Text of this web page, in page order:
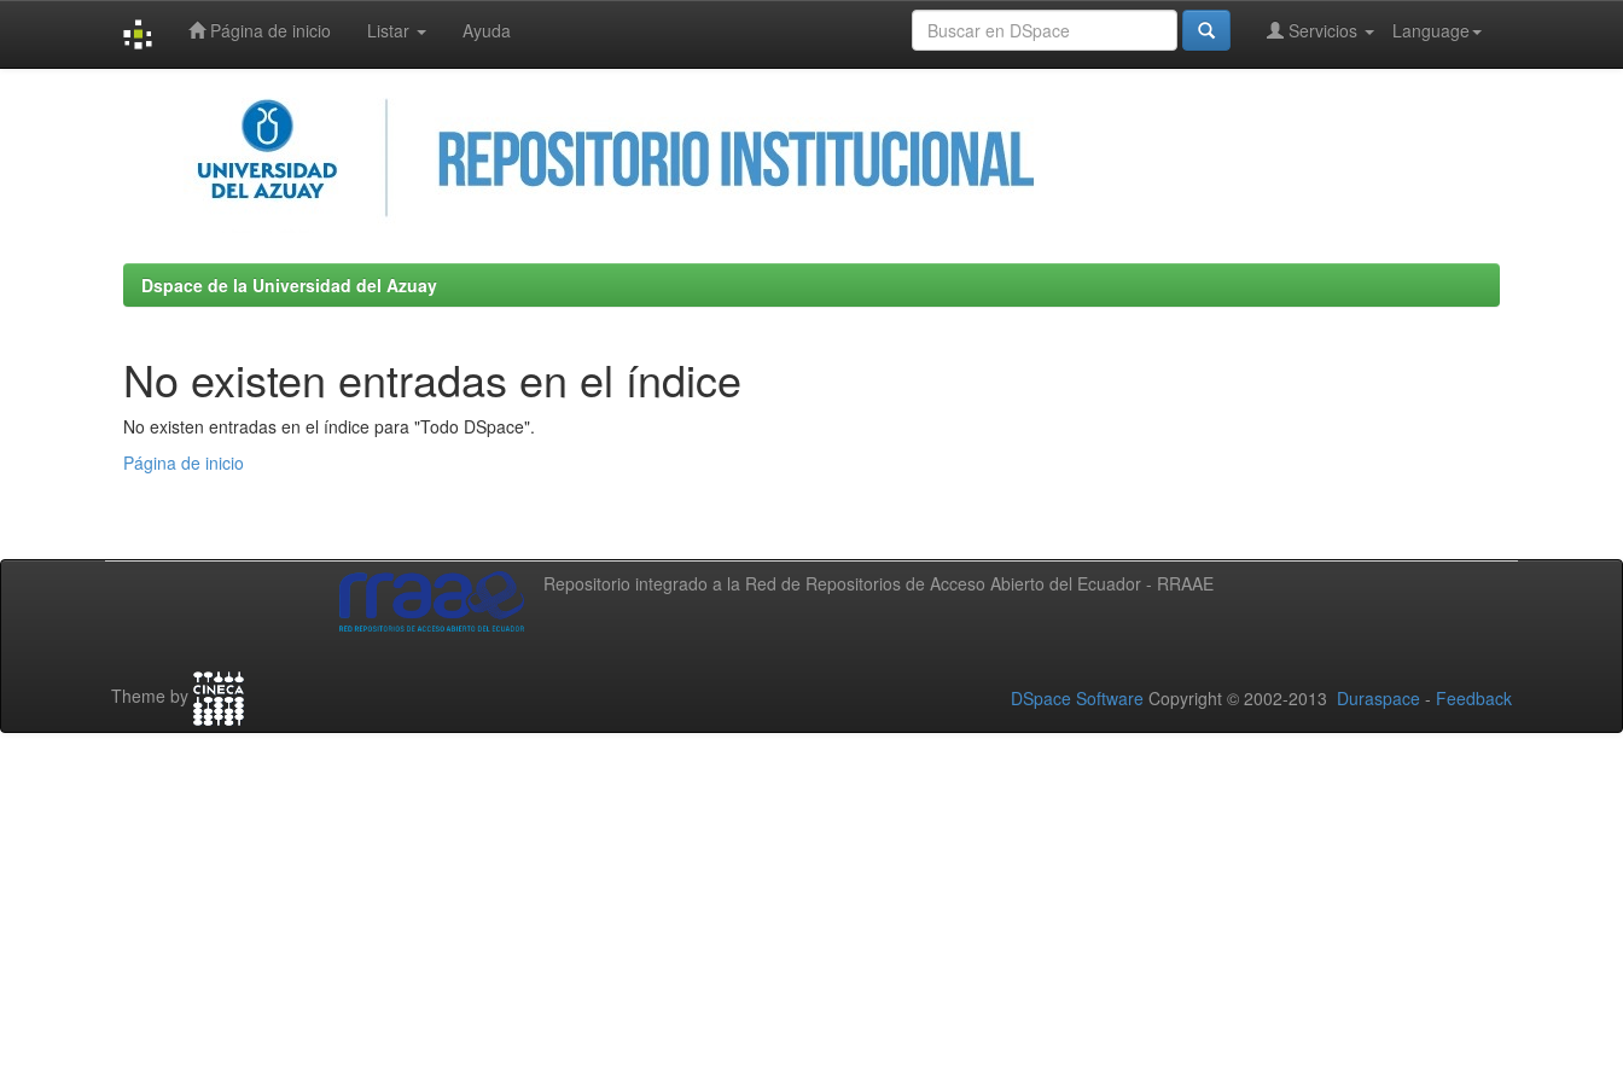
Página de inicio Listar Ayuda Language
Servicios
Dspace de la Universidad del Azuay
No existen entradas en el índice
No existen entradas en el índice para "Todo DSpace".
Página de inicio
Repositorio integrado a la Red de Repositorios de Acceso Abierto del Ecuador - RRAAE
Theme by DSpace Software Copyright © 2002-2013 Duraspace - Feedback